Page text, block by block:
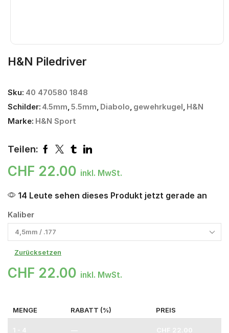
H&N Piledriver
Sku: 40 470580 1848
Schilder: 4.5mm,5.5mm, Diabolo, gewehrkugel, H&N
Marke: H&N Sport
Teilen:
CHF 22.00 inkl. MwSt.
14 Leute sehen dieses Produkt jetzt gerade an
Kaliber
Zurücksetzen
CHF 22.00 inkl. MwSt.
MENGE RABATT (%) PREIS